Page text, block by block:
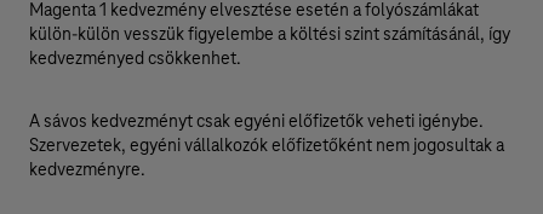
Magenta 1 kedvezmény elvesztése esetén a folyószámlákat
külön-külön vesszük figyelembe a költési szint számításánál, így
kedvezményed csökkenhet.
A sávos kedvezményt csak egyéni előfizetők veheti igénybe.
Szervezetek, egyéni vállalkozók előfizetőként nem jogosultak a
kedvezményre.